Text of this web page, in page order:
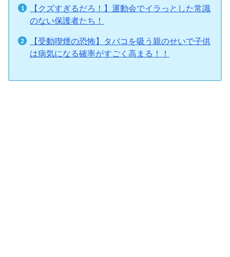
【クズすぎるだろ！】運動会でイラっとした常識
のない保護者たち！
【受動喫煙の恐怖】タバコを吸う親のせいで子供
は病気になる確率がすごく高まる！！